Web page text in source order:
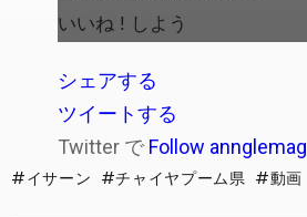
いいね ! しよう
シェアする
ツイートする
Twitter で Follow annglemag
イサーン チャイヤプーム県 動画